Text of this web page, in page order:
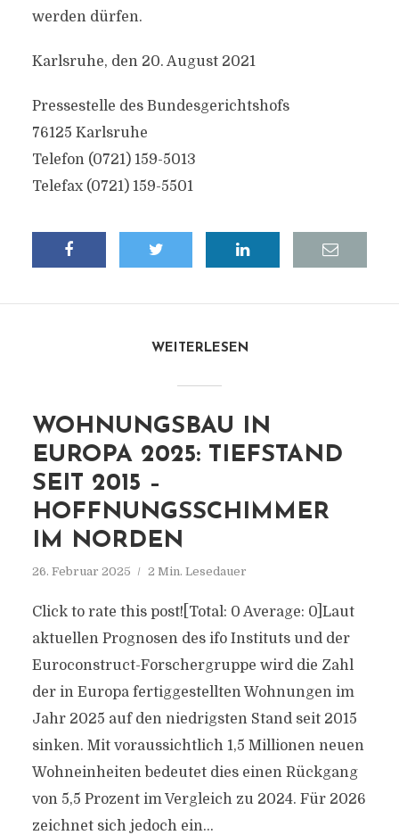
werden dürfen.
Karlsruhe, den 20. August 2021
Pressestelle des Bundesgerichtshofs
76125 Karlsruhe
Telefon (0721) 159-5013
Telefax (0721) 159-5501
WEITERLESEN
WOHNUNGSBAU IN
EUROPA 2025: TIEFSTAND
SEIT 2015 –
HOFFNUNGSSCHIMMER
IM NORDEN
26. Februar 2025 2 Min. Lesedauer
Click to rate this post![Total: 0 Average: 0]Laut
aktuellen Prognosen des ifo Instituts und der
Euroconstruct-Forschergruppe wird die Zahl
der in Europa fertiggestellten Wohnungen im
Jahr 2025 auf den niedrigsten Stand seit 2015
sinken. Mit voraussichtlich 1,5 Millionen neuen
Wohneinheiten bedeutet dies einen Rückgang
von 5,5 Prozent im Vergleich zu 2024. Für 2026
zeichnet sich jedoch ein...